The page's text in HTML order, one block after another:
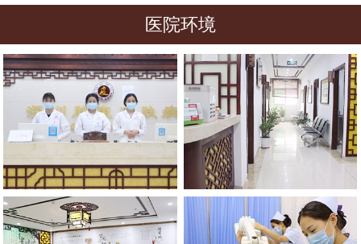
团预防重点
机制涉及哪些细胞
类型？
医院环境